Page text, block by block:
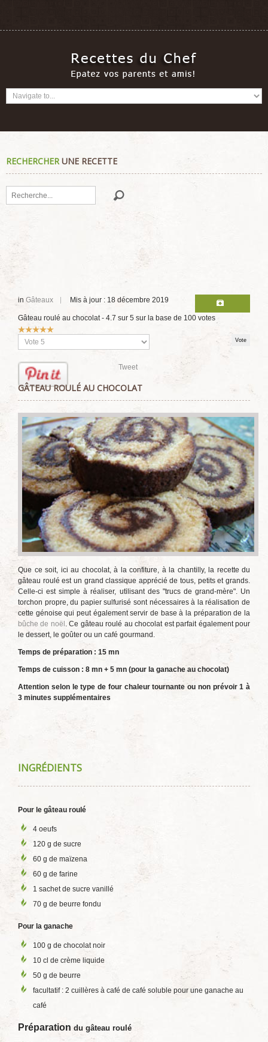
RECHERCHERUNE RECETTE
Rechercher
in Gâteaux Mis à jour : 18 décembre 2019
Gâteau roulé au chocolat- 4.7 sur 5 sur la base de 100 votes
Vote
utilisateur:
Veuillez
voter
Tweet
GÂTEAU ROULÉ AU CHOCOLAT
Que ce soit, ici au chocolat, à la confiture, à la chantilly, la recette du
gâteau roulé est un grand classique apprécié de tous, petits et grands.
Celle-ci est simple à réaliser, utilisant des "trucs de grand-mère". Un
torchon propre, du papier sulfurisé sont nécessaires à la réalisation de
cette génoise qui peut également servir de base à la préparation de la
bûche de noël . Ce gâteau roulé au chocolat est parfait également pour
le dessert, le goûter ou un café gourmand.
Temps de préparation : 15 mn
Temps de cuisson : 8 mn + 5 mn (pour la ganache au chocolat)
Attention selon le type de four chaleur tournante ou non prévoir 1 à
3 minutes supplémentaires
INGRÉDIENTS
Pour le gâteau roulé
4 oeufs
120 g de sucre
60 g de maïzena
60 g de farine
1 sachet de sucre vanillé
70 g de beurre fondu
Pour la ganache
100 g de chocolat noir
10 cl de crème liquide
50 g de beurre
facultatif : 2 cuillères à café de café soluble pour une ganache au
café
Préparation du gâteau roulé